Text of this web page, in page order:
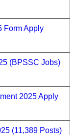
Form Apply
(BPSSC Jobs)
2025 Apply
(11,389 Posts)